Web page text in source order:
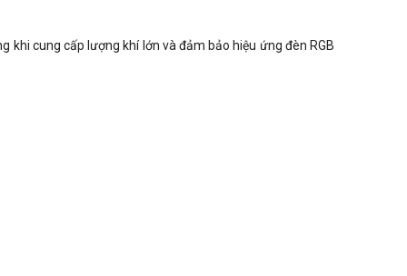
cung cấp lượng khí lớn và đảm bảo hiệu ứng đèn RGB